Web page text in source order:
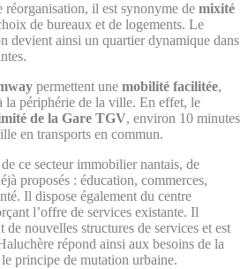
il est synonyme de mixité
de bureaux et de logements. Le
devient ainsi un quartier dynamique dans
permettent une mobilité facilitée,
la périphérie de la ville. En effet, le
de la Gare TGV, environ 10 minutes
en transports en commun.
ce secteur immobilier nantais, de
proposés : éducation, commerces,
Il dispose également du centre
l’offre de services existante. Il
de nouvelles structures de services et est
répond ainsi aux besoins de la
principe de mutation urbaine.